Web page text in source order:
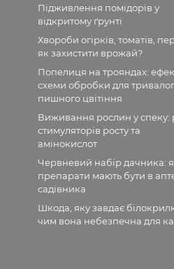
Підживлення помідорів у
відкритому ґрунті
Хвороби огірків, томатів,
як захистити врожай?
Попелиця на трояндах:
схеми обробки для
пишного цвітіння
Виживання рослин у спеку:
стимуляторів росту та
амінокислот
Червневий набір дачника:
препарати мають бути в
садівника
Шкода, яку завдає
чим вона небезпечна для